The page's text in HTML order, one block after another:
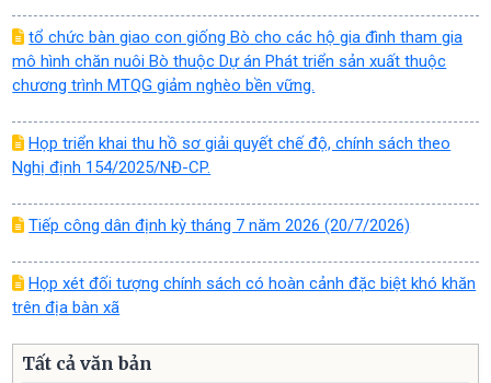
tổ chức bàn giao con giống Bò cho các hộ gia đình tham gia
mô hình chăn nuôi Bò thuộc Dự án Phát triển sản xuất thuộc
chương trình MTQG giảm nghèo bền vững.
Họp triển khai thu hồ sơ giải quyết chế độ, chính sách theo
Nghị định 154/2025/NĐ-CP.
Tiếp công dân định kỳ tháng 7 năm 2026 (20/7/2026)
Họp xét đối tượng chính sách có hoàn cảnh đặc biệt khó khăn
trên địa bàn xã
Tất cả văn bản